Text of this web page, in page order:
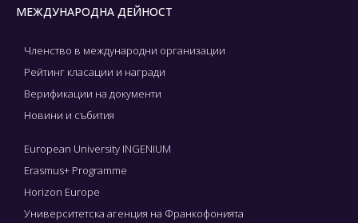
МЕЖДУНАРОДНА ДЕЙНОСТ
Членство в международни организации
Рейтинг класации и награди
Верификации на документи
Новини и събития
European University INGENIUM
Erasmus+ Programme
Horizon Europe
Университетска агенция на Франкофонията